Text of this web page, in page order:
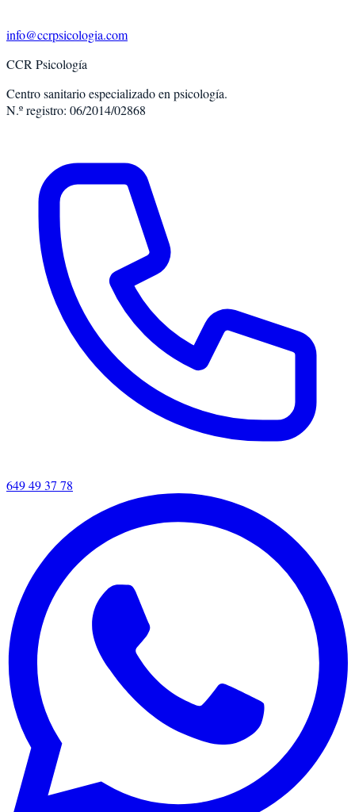
info@ccrpsicologia.com
CCR Psicología
Centro sanitario especializado en psicología.
N.º registro: 06/2014/02868
649 49 37 78